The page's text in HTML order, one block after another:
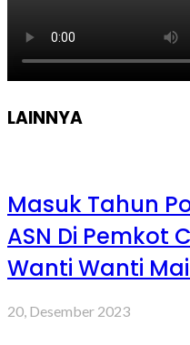
LAINNYA
Masuk Tahun
ASN Di Pemkot
Wanti Wanti
20, Desember 2023